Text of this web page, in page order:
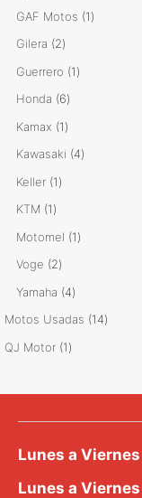
productos
GAF Motos 11
Gilera 22
productos
Guerrero 11
Honda 66
productos
Kamax 11
producto
Kawasaki 44
Keller 11
KTM 11
producto
Motomel 11
Voge 22
productos
Yamaha 44
productos
Motos Usadas 1414
QJ Motor 11
Lunes a
Lunes a